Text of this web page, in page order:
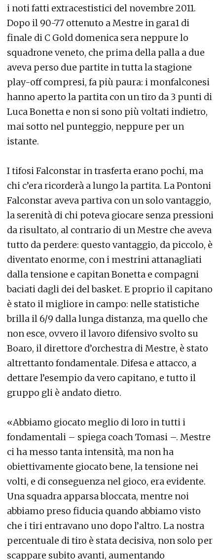
i noti fatti extracestistici del novembre 2011.
Dopo il 90-77 ottenuto a Mestre in gara1 di
finale di C Gold domenica sera neppure lo
squadrone veneto, che prima della palla a due
aveva perso due partite in tutta la stagione
play-off compresi, fa più paura: i monfalconesi
hanno aperto la partita con un tiro da 3 punti di
Luca Bonetta e non si sono più voltati indietro,
mai sotto nel punteggio, neppure per un
istante.
I tifosi Falconstar in trasferta erano pochi, ma
chi c’era ricorderà a lungo la partita. La Pontoni
Falconstar aveva partiva con un solo vantaggio,
la serenità di chi poteva giocare senza pressioni
da risultato, al contrario di un Mestre che aveva
tutto da perdere: questo vantaggio, da piccolo, è
diventato enorme, con i mestrini attanagliati
dalla tensione e capitan Bonetta e compagni
baciati dagli dei del basket. E proprio il capitano
è stato il migliore in campo: nelle statistiche
brilla il 6/9 dalla lunga distanza, ma quello che
non esce, ovvero il lavoro difensivo svolto su
Boaro, il direttore d’orchestra di Mestre, è stato
altrettanto fondamentale. Difesa e attacco, a
dettare l’esempio da vero capitano, e tutto il
gruppo gli è andato dietro.
«Abbiamo giocato meglio di loro in tutti i
fondamentali – spiega coach Tomasi –. Mestre
ci ha messo tanta intensità, ma non ha
obiettivamente giocato bene, la tensione nei
volti, e di conseguenza nel gioco, era evidente.
Una squadra apparsa bloccata, mentre noi
abbiamo preso fiducia quando abbiamo visto
che i tiri entravano uno dopo l’altro. La nostra
percentuale di tiro è stata decisiva, non solo per
scappare subito avanti, aumentando